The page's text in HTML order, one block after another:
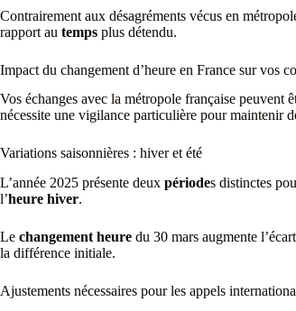
Contrairement aux désagréments vécus en
rapport au temps plus détendu.
Impact du changement d’heure en France sur vos
Vos échanges avec la métropole française peuvent
nécessite une vigilance particulière pour maintenir
Variations saisonnières : hiver et été
L’année 2025 présente deux périodes distinctes
l’heure hiver.
Le changement heure du 30 mars augmente
la différence initiale.
Ajustements nécessaires pour les appels